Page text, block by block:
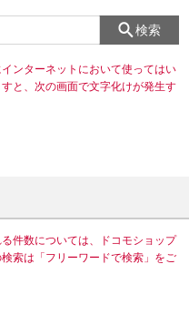
検索
ンターネットにおいて使ってはい
と、次の画面で文字化けが発生す
件数については、ドコモショップ
索は「フリーワードで検索」をご